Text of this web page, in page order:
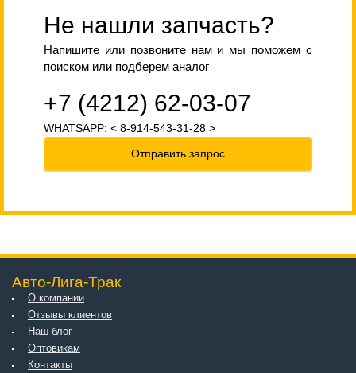
Не нашли запчасть?
Напишите или позвоните нам и мы поможем с
поиском или подберем аналог
+7 (4212) 62-03-07
WHATSAPP: < 8-914-543-31-28 >
Отправить запрос
Авто-Лига-Трак
О компании
Отзывы клиентов
Наш блог
Оптовикам
Контакты